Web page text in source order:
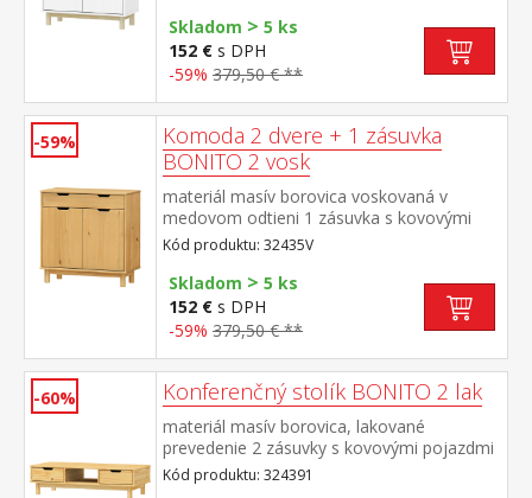
Skladom > 5 ks
152 € s DPH
-59% 379,50 € **
-59%
Komoda 2 dvere + 1 zásuvka
BONITO 2 vosk
materiál masív borovica voskovaná v
medovom odtieni 1 zásuvka s kovovými
pojazdmi, 2 dvierka, 1 polica
Kód produktu: 32435V
Skladom > 5 ks
152 € s DPH
-59% 379,50 € **
-60% Konferenčný stolík BONITO 2 lak
materiál masív borovica, lakované
prevedenie 2 zásuvky s kovovými pojazdmi
Kód produktu: 324391